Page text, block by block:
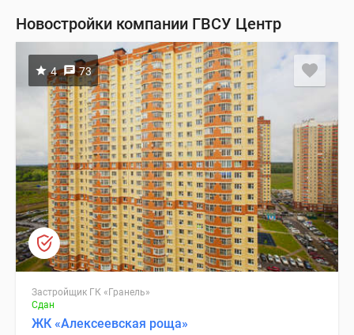
Новостройки компании ГВСУ Центр
4 73
Застройщик ГК «Гранель»
Сдан
ЖК «Алексеевская роща»